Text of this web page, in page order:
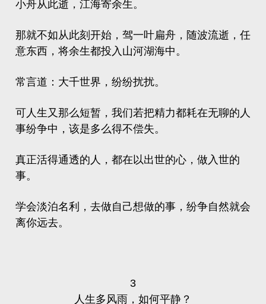
小舟从此逝，江海寄余生。
那就不如从此刻开始，驾一叶扁舟，随波流逝，任
意东西，将余生都投入山河湖海中。
常言道：大千世界，纷纷扰扰。
可人生又那么短暂，我们若把精力都耗在无聊的人
事纷争中，该是多么得不偿失。
真正活得通透的人，都在以出世的心，做入世的
事。
学会淡泊名利，去做自己想做的事，纷争自然就会
离你远去。
3
人生多风雨，如何平静？